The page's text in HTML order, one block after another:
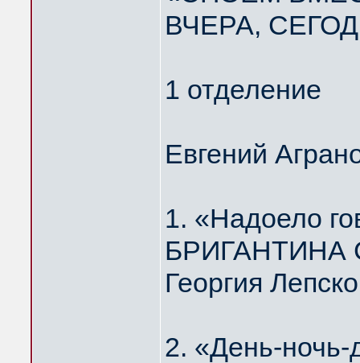
ВЧЕРА,
1 отделение
Евгений
1. «Надоело
БРИГАНТИНА
Георгия
2. «День-